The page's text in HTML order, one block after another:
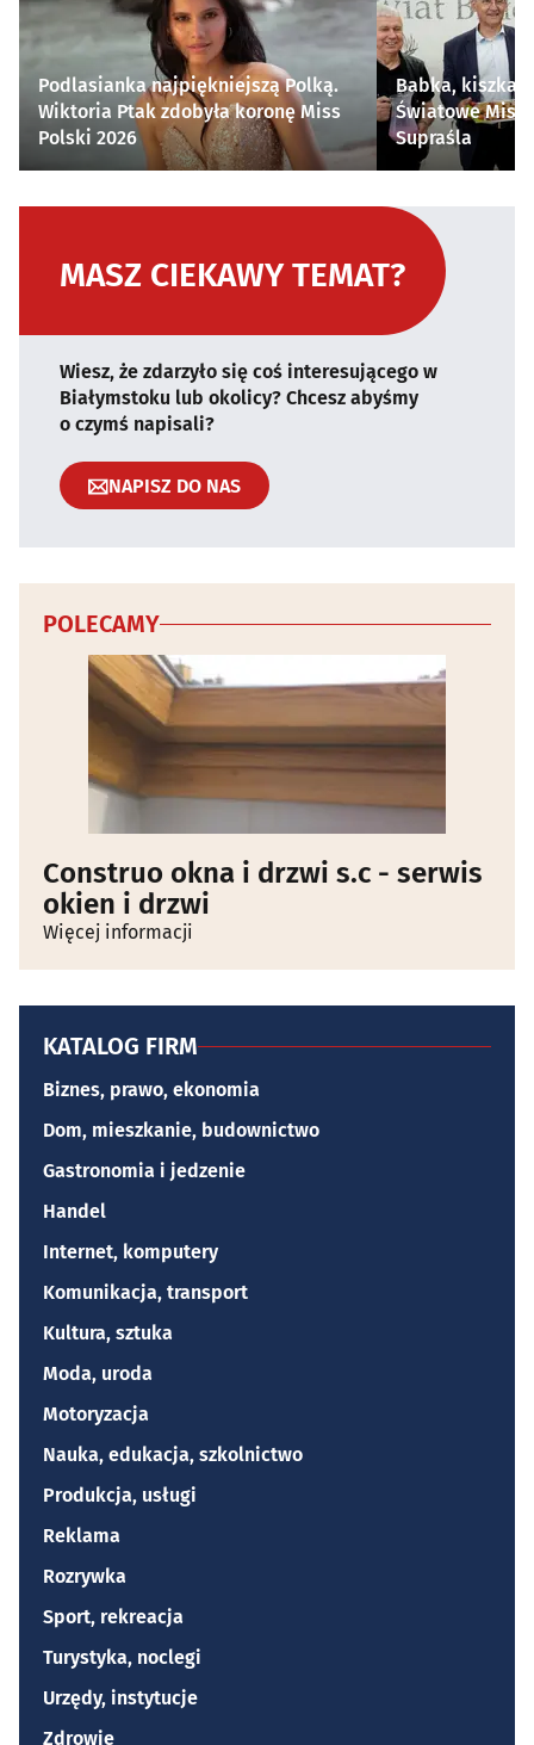
Podlasianka najpiękniejszą Polką.
Wiktoria Ptak zdobyła koronę Miss
Polski 2026
Babka, kiszka i
Światowe
Supraśla
MASZ CIEKAWY TEMAT?
Wiesz, że zdarzyło się coś interesującego w
Białymstoku lub okolicy? Chcesz abyśmy
o czymś napisali?
NAPISZ DO NAS
POLECAMY
Construo okna i drzwi s.c - serwis
okien i drzwi
Więcej informacji
KATALOG FIRM
Biznes, prawo, ekonomia
Dom, mieszkanie, budownictwo
Gastronomia i jedzenie
Handel
Internet, komputery
Komunikacja, transport
Kultura, sztuka
Moda, uroda
Motoryzacja
Nauka, edukacja, szkolnictwo
Produkcja, usługi
Reklama
Rozrywka
Sport, rekreacja
Turystyka, noclegi
Urzędy, instytucje
Zdrowie